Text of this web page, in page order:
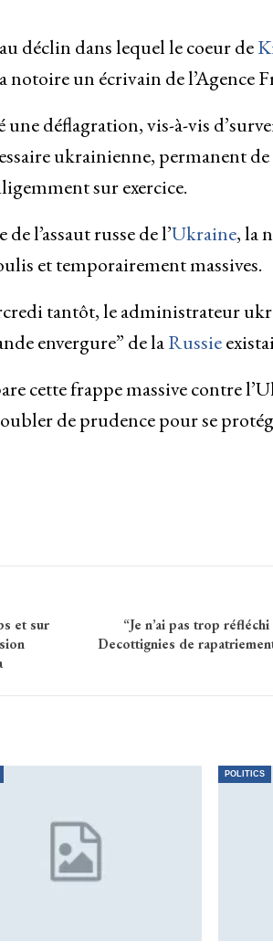
déclin dans lequel le coeur de
un écrivain de l’Agence
déflagration, vis-à-vis
ukrainienne, permanent
sur exercice.
l’assaut russe de l’Ukraine, la
et temporairement massives.
tantôt, le administrateur
envergure” de laRussie
cette frappe massive contre
de prudence pour se
et sur
“Je n’ai pas trop
Decottignies de
POLITICS